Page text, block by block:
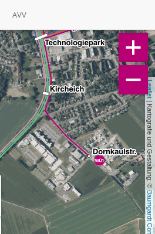
AVV
Leaflet
| Kartografie und Gestaltung: ©